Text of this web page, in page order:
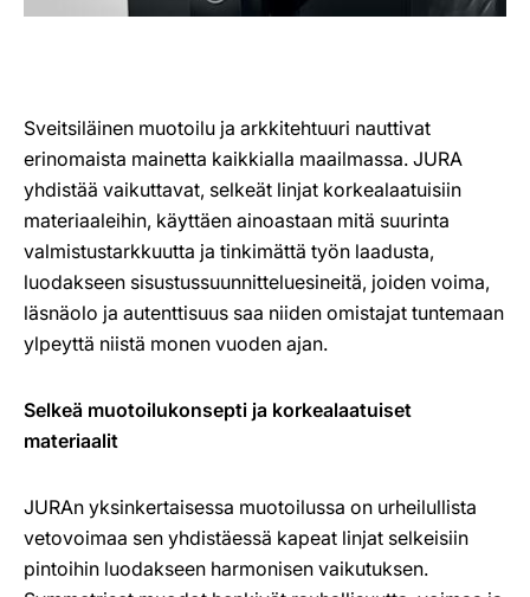
Sveitsiläinen muotoilu ja arkkitehtuuri nauttivat
erinomaista mainetta kaikkialla maailmassa. JURA
yhdistää vaikuttavat, selkeät linjat korkealaatuisiin
materiaaleihin, käyttäen ainoastaan mitä suurinta
valmistustarkkuutta ja tinkimättä työn laadusta,
luodakseen sisustussuunnitteluesineitä, joiden voima,
läsnäolo ja autenttisuus saa niiden omistajat tuntemaan
ylpeyttä niistä monen vuoden ajan.
Selkeä muotoilukonsepti ja korkealaatuiset
materiaalit
JURAn yksinkertaisessa muotoilussa on urheilullista
vetovoimaa sen yhdistäessä kapeat linjat selkeisiin
pintoihin luodakseen harmonisen vaikutuksen.